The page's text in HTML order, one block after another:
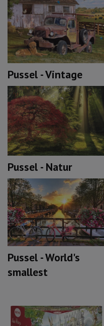
Pussel - Vintage
Pussel - Natur
Pussel - World's
smallest